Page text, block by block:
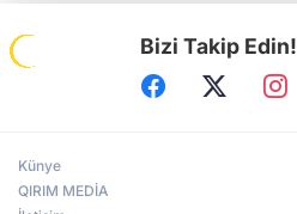
Bizi Takip Edin!
Künye
QIRIM MEDİA